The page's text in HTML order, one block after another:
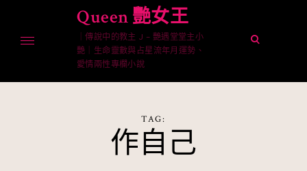
content
Queen 艷女王
｜傳說中的教主 J – 艷遇堂堂主小
艷｜生命靈數與占星流年月運勢、
愛情兩性專欄小說
open
TAG:
作自己